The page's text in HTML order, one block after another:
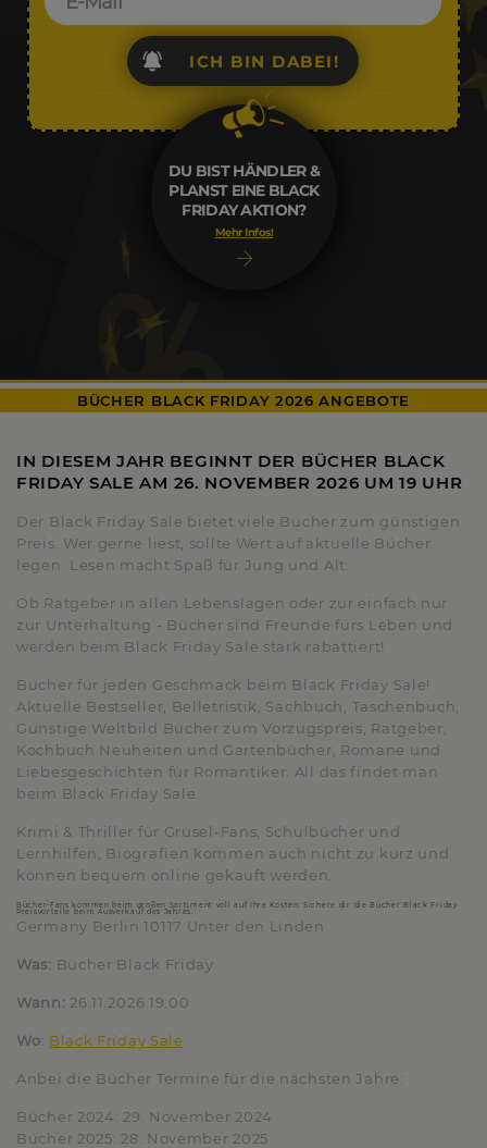
DU BIST HÄNDLER &
PLANST EINE BLACK
FRIDAY AKTION?
Mehr Infos!
ICH BIN DABEI!
BÜCHER BLACK FRIDAY 2026 ANGEBOTE
IN DIESEM JAHR BEGINNT DER BÜCHER BLACK
FRIDAY SALE AM 26. NOVEMBER 2026 UM 19 UHR
Der Black Friday Sale bietet viele Bücher zum günstigen
Preis. Wer gerne liest, sollte Wert auf aktuelle Bücher
legen. Lesen macht Spaß für Jung und Alt.
Ob Ratgeber in allen Lebenslagen oder zur einfach nur
zur Unterhaltung - Bücher sind Freunde fürs Leben und
werden beim Black Friday Sale stark rabattiert!
Bücher für jeden Geschmack beim Black Friday Sale!
Aktuelle Bestseller, Belletristik, Sachbuch, Taschenbuch,
Günstige Weltbild Bücher zum Vorzugspreis, Ratgeber,
Kochbuch Neuheiten und Gartenbücher, Romane und
Liebesgeschichten für Romantiker. All das findet man
beim Black Friday Sale.
Krimi & Thriller für Grusel-Fans, Schulbücher und
Lernhilfen, Biografien kommen auch nicht zu kurz und
können bequem online gekauft werden.
Bücher-Fans kommen beim großen Sortiment voll auf Ihre Kosten. Sichere dir die Bücher Black Friday
Preisvorteile beim Ausverkauf des Jahres.
Germany Berlin 10117 Unter den Linden
Was: Bücher Black Friday
Wann: 26.11.2026 19:00
Wo: Black Friday Sale
Anbei die Bücher Termine für die nächsten Jahre:
Bücher 2024: 29. November 2024
Bücher 2025: 28. November 2025